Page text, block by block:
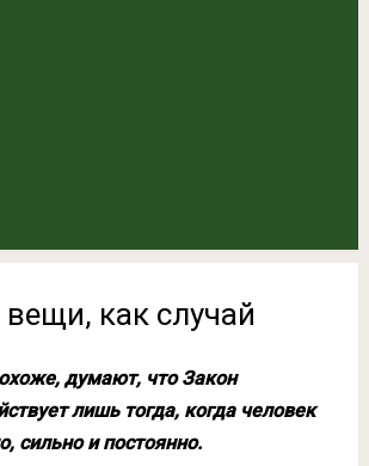
как случай
думают, что Закон
лишь тогда, когда че­ловек
сильно и постоянно.